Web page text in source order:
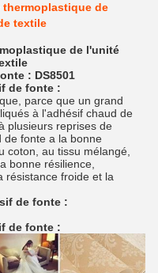
thermoplastique de
textile
de l'unité
: DS8501
de fonte :
parce que un grand
à l'adhésif chaud de
plusieurs reprises de
de fonte a la bonne
coton, au tissu mélangé,
bonne résilience,
résistance froide et la
de fonte :
de fonte :